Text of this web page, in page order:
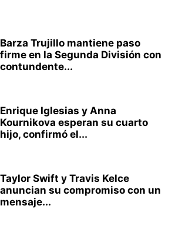
Barza Trujillo mantiene paso
firme en la Segunda División con
contundente...
Enrique Iglesias y Anna
Kournikova esperan su cuarto
hijo, confirmó el...
Taylor Swift y Travis Kelce
anuncian su compromiso con un
mensaje...